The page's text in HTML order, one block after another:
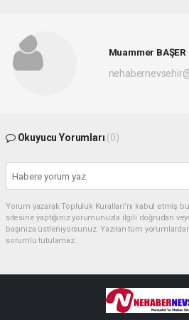
Muammer BAŞER
Okuyucu Yorumları (0)
Yorum yazarak Topluluk Kuralları’nı kabul etmiş
sitesine yaptığınız yorumunuzla ilgili doğrudan
başınıza üstleniyorsunuz. Yazılan tüm
sorumlu tutulamaz.